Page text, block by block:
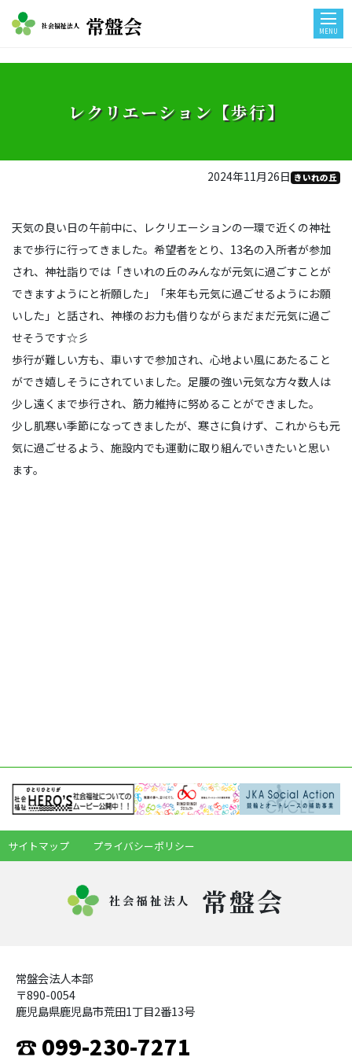
社会福祉法人 常盤会 MENU
レクリエーション【歩行】
2024年11月26日 きいれの丘
天気の良い日の午前中に、レクリエーションの一環で近くの神社
まで歩行に行ってきました。希望者をとり、13名の入所者が参加
され、神社詣りでは「きいれの丘のみんなが元気に過ごすことが
できますようにと祈願した」「来年も元気に過ごせるようにお願
いした」と話され、神様のお力も借りながらまだまだ元気に過ご
せそうです☆彡
歩行が難しい方も、車いすで参加され、心地よい風にあたること
ができ嬉しそうにされていました。足腰の強い元気な方々数人は
少し遠くまで歩行され、筋力維持に努めることができました。
少し肌寒い季節になってきましたが、寒さに負けず、これからも元
気に過ごせるよう、施設内でも運動に取り組んでいきたいと思い
ます。
サイトマップ プライバシーポリシー
社会福祉法人 常盤会
常盤会法人本部
〒890-0054
鹿児島県鹿児島市荒田1丁目2番13号
☎ 099-230-7271